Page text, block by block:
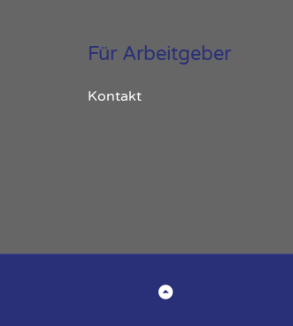
Für Arbeitgeber
Kontakt
Back to Top